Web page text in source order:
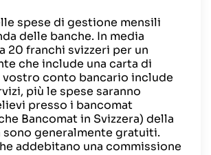
spese di gestione mensili
delle banche. In media
20 franchi svizzeri per un
che include una carta di
conto bancario include
più le spese saranno
presso i bancomat
Bancomat in Svizzera) della
sono generalmente gratuiti.
addebitano una commissione